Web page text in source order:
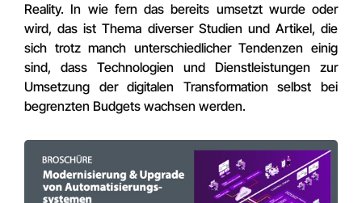
Reality. In wie fern das bereits umsetzt wurde oder
wird, das ist Thema diverser Studien und Artikel, die
sich trotz manch unterschiedlicher Tendenzen einig
sind, dass Technologien und Dienstleistungen zur
Umsetzung der digitalen Transformation selbst bei
begrenzten Budgets wachsen werden.